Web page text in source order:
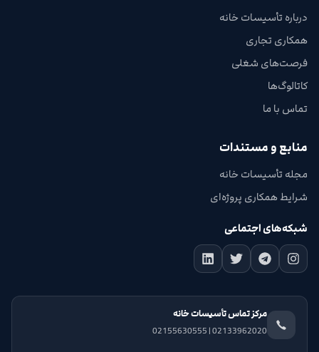
درباره تأسیسات خانه
همکاری تجاری
فرصت‌های شغلی
کاتالوگ‌ها
تماس با ما
منابع و مستندات
مجله تأسیسات خانه
شرایط همکاری پروژه‌ای
شبکه‌های اجتماعی
مرکز تماس تأسیسات خانه
02133962020 | 02155630555